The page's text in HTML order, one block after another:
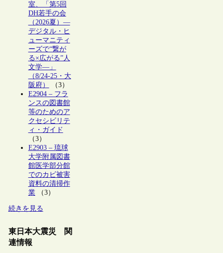
室、「第5回
DH若手の会
（2026夏）―
デジタル・ヒ
ューマニティ
ーズで“繋が
る×広がる”人
文学―」
（8/24-25・大
阪府）
（3）
E2904 – フラ
ンスの図書館
等のためのア
クセシビリテ
ィ・ガイド
（3）
E2903 – 琉球
大学附属図書
館医学部分館
でのカビ被害
資料の清掃作
業（3）
続きを見る
東日本大震災 関
連情報